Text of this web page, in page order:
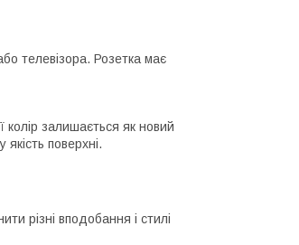
телевізора. Розетка має
колір залишається як новий
поверхні.
різні вподобання і стилі